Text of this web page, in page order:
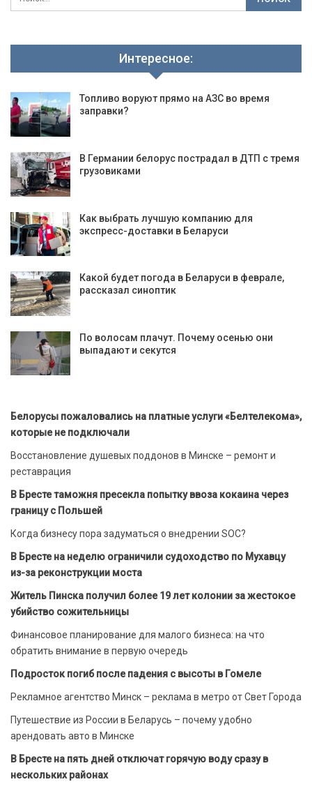
Интересное:
Топливо воруют прямо на АЗС во время
заправки?
В Германии белорус пострадал в ДТП с тремя
грузовиками
Как выбрать лучшую компанию для
экспресс-доставки в Беларуси
Какой будет погода в Беларуси в феврале,
рассказал синоптик
По волосам плачут. Почему осенью они
выпадают и секутся
Белорусы пожаловались на платные услуги «Белтелекома»,
которые не подключали
Восстановление душевых поддонов в Минске – ремонт и
реставрация
В Бресте таможня пресекла попытку ввоза кокаина через
границу с Польшей
Когда бизнесу пора задуматься о внедрении SOC?
В Бресте на неделю ограничили судоходство по Мухавцу
из-за реконструкции моста
Житель Пинска получил более 19 лет колонии за жестокое
убийство сожительницы
Финансовое планирование для малого бизнеса: на что
обратить внимание в первую очередь
Подросток погиб после падения с высоты в Гомеле
Рекламное агентство Минск – реклама в метро от Свет Города
Путешествие из России в Беларусь – почему удобно
арендовать авто в Минске
В Бресте на пять дней отключат горячую воду сразу в
нескольких районах